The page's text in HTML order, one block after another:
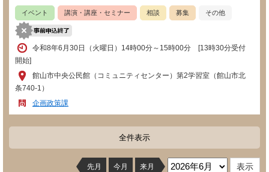
イベント 講演・講座・セミナー 相談 募集 その他
令和8年6月30日（火曜日）14時00分～15時00分 [13時30分受付
開始]
館山市中央公民館（コミュニティセンター）第2学習室（館山市北
条740-1）
企画政策課
全件表示
先月 今月 来月